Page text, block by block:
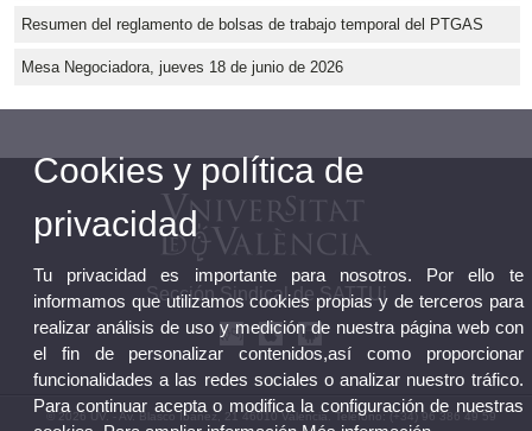
Resumen del reglamento de bolsas de trabajo temporal del PTGAS
Mesa Negociadora, jueves 18 de junio de 2026
Sección Sindical de SATTUi
© 2026 UV. - Av. Blasco Ibáñez, 21 46010 Valencia. Teléfono: (+34) 96 386 49 59
Cookies y política de
privacidad
Tu privacidad es importante para nosotros. Por ello te
informamos que utilizamos cookies propias y de terceros para
realizar análisis de uso y medición de nuestra página web con
el fin de personalizar contenidos,así como proporcionar
funcionalidades a las redes sociales o analizar nuestro tráfico.
Para continuar acepta o modifica la configuración de nuestras